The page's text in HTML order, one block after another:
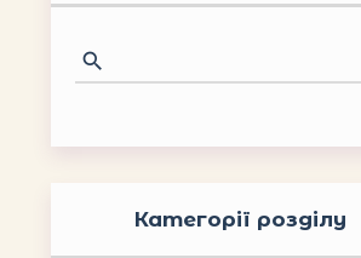
Категорії розділу